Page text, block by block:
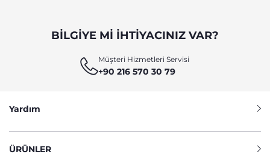
BILGIYE MI IHTIYACINIZ VAR?
Müşteri Hizmetleri Servisi
+90 216 570 30 79
Yardım
ÜRÜNLER